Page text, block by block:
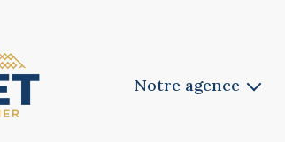
Notre agence